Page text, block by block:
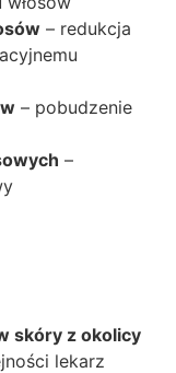
– redukcja
– pobudzenie
–
skóry z okolicy
lekarz